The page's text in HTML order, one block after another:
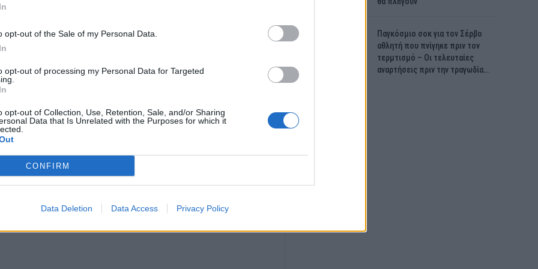
opt-out of the Sale of my Personal Data.
opt-out of processing my Personal Data for Targeted
opt-out of Collection, Use, Retention, Sale, and/or Sharing
Data that Is Unrelated with the Purposes for which it
CONFIRM
Data Deletion Data Access Privacy Policy
οδηγός αυτοκινήτου, που έπεσε
τα μάτια μου και τον είδα
ανέφερε μιλώντας στους
αγροτικό όχημα) να κινείται με
ο οποίος βρισκόταν με το όχημά
Παγκόσμιο σοκ για τον Σέρβο
αθλητή που πνίγηκε πριν τον
τερμτισμό – Οι τελευταίες
αναρτήσεις πριν την τραγωδία…